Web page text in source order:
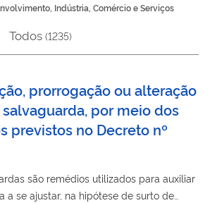
Indústria, Comércio e Serviços
Todos (1235)
prorrogação ou alteração
por meio dos
previstos no Decreto nº
são remédios utilizados para auxiliar
a se ajustar, na hipótese de surto de